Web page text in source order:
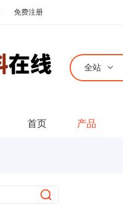
免费注册
全站
首页 产品